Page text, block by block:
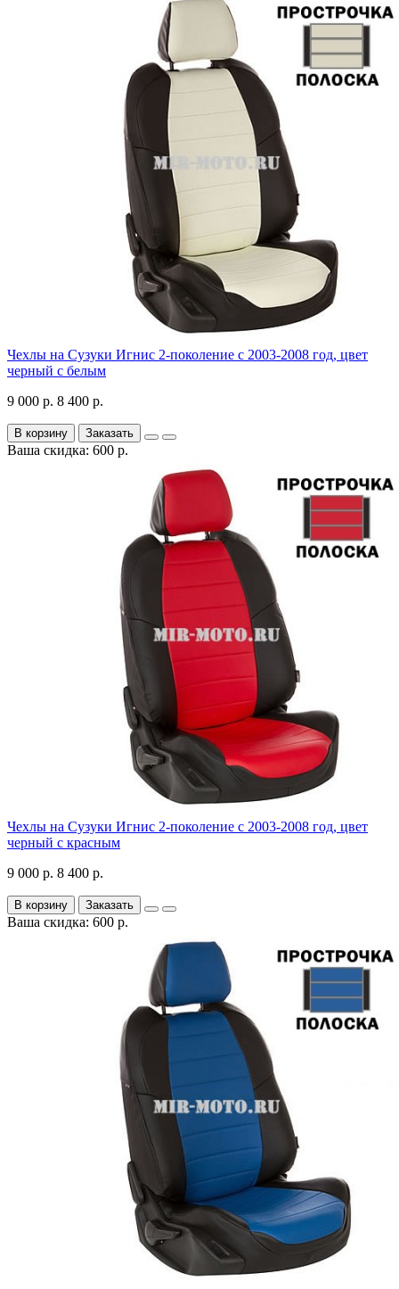
Чехлы на Сузуки Игнис 2-поколение с 2003-2008 год, цвет
черный с белым
9 000 р. 8 400 р.
В корзину Заказать
Ваша скидка: 600 р.
Чехлы на Сузуки Игнис 2-поколение с 2003-2008 год, цвет
черный с красным
9 000 р. 8 400 р.
В корзину Заказать
Ваша скидка: 600 р.